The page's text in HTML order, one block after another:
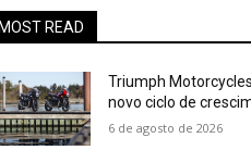
MOST READ
Triumph
novo ciclo de
6 de agosto de 2026